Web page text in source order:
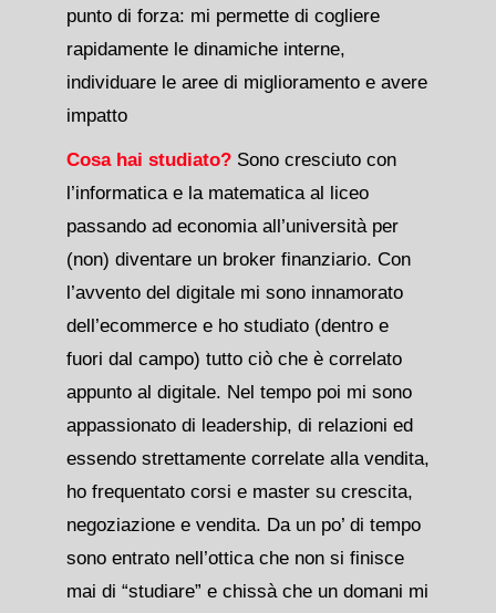
punto di forza: mi permette di cogliere
rapidamente le dinamiche interne,
individuare le aree di miglioramento e avere
impatto
Cosa hai studiato? Sono cresciuto con
l’informatica e la matematica al liceo
passando ad economia all’università per
(non) diventare un broker finanziario. Con
l’avvento del digitale mi sono innamorato
dell’ecommerce e ho studiato (dentro e
fuori dal campo) tutto ciò che è correlato
appunto al digitale. Nel tempo poi mi sono
appassionato di leadership, di relazioni ed
essendo strettamente correlate alla vendita,
ho frequentato corsi e master su crescita,
negoziazione e vendita. Da un po’ di tempo
sono entrato nell’ottica che non si finisce
mai di “studiare” e chissà che un domani mi